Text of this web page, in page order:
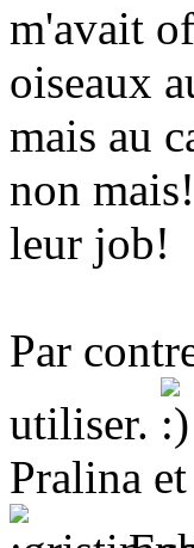
m'avait
oiseaux
mais au
non
leur job!
Par
utiliser.
Pralina et